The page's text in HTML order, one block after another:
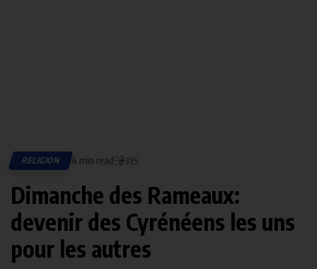
RELIGION 4 min read 335
Dimanche des Rameaux:
devenir des Cyrénéens les uns
pour les autres